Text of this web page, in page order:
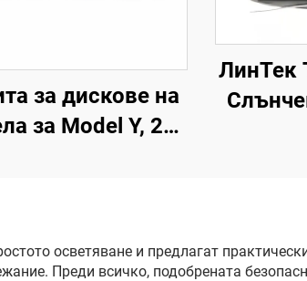
за дискове на
за Model Y, 21
ЛинТек
и
осветяване и предлагат
Преди всичко, подобрената